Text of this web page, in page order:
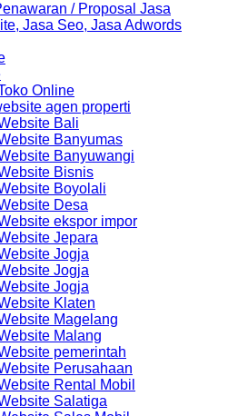
/ Proposal Jasa
Jasa Seo, Jasa Adwords
Online
agen properti
Bali
Banyumas
Banyuwangi
Bisnis
Boyolali
Desa
ekspor impor
Jepara
Jogja
Jogja
Jogja
Klaten
Magelang
Malang
pemerintah
Perusahaan
Rental Mobil
Salatiga